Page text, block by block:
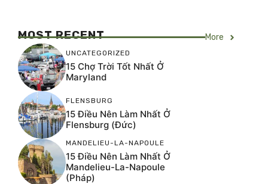
MOST RECENT More
UNCATEGORIZED
15 Chợ Trời Tốt Nhất Ở
Maryland
FLENSBURG
15 Điều Nên Làm Nhất Ở
Flensburg (Đức)
MANDELIEU-LA-NAPOULE
15 Điều Nên Làm Nhất Ở
Mandelieu-La-Napoule
(Pháp)